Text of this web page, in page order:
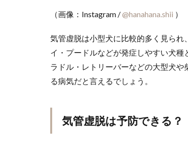
（画像：Instagram /@hanahana.shii ）
気管虚脱は小型犬に比較的多く見ら
イ・プードルなどが発症しやすい犬
ラドル・レトリーバーなどの大型犬
る病気だと言えるでしょう。
気管虚脱は予防できる？